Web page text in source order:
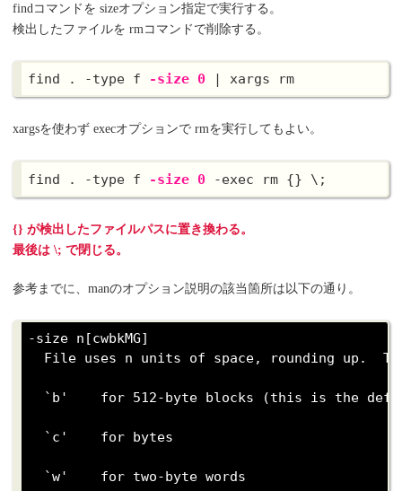
findコマンドを sizeオプション指定で実行する。
検出したファイルを rmコマンドで削除する。
find . -type f -size 0
xargsを使わず execオプションで rmを実行してもよい。
find . -type f -size 0
{} が検出したファイルパスに置き換わる。
最後は \; で閉じる。
参考までに、manのオプション説明の該当箇所は以下の通り。
-size n[cwbkMG]
File uses n units of space, rounding up.
`b'    for 512-byte blocks (this is the
  `c'    for bytes
  `w'    for two-byte words